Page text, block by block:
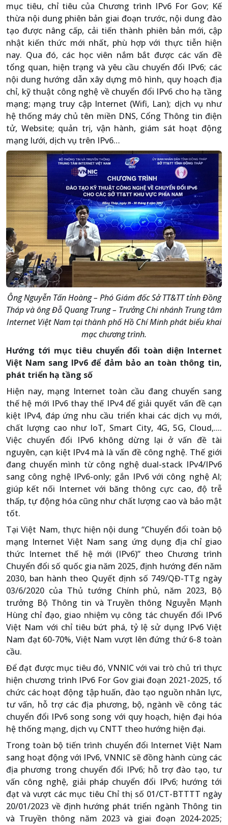
mục tiêu, chỉ tiêu của Chương trình IPv6 For Gov; Kế
thừa nội dung phiên bản giai đoạn trước, nội dung đào
tạo được nâng cấp, cải tiến thành phiên bản mới, cập
nhật kiến thức mới nhất, phù hợp với thực tiễn hiện
nay. Qua đó, các học viên nắm bắt được các vấn đề
tổng quan, hiện trạng và yêu cầu chuyển đổi IPv6; các
nội dung hướng dẫn xây dựng mô hình, quy hoạch địa
chỉ, kỹ thuật công nghệ về chuyển đổi IPv6 cho hạ tầng
mạng; mạng truy cập Internet (Wifi, Lan); dịch vụ như
hệ thống máy chủ tên miền DNS, Cổng Thông tin điện
tử, Website; quản trị, vận hành, giám sát hoạt động
mạng lưới, dịch vụ trên IPv6…
Ông Nguyễn Tấn Hoàng – Phó Giám đốc Sở TT&TT tỉnh Đồng
Tháp và ông Đỗ Quang Trung – Trưởng Chi nhánh Trung tâm
Internet Việt Nam tại thành phố Hồ Chí Minh phát biểu khai
mạc chương trình.
Hướng tới mục tiêu chuyển đổi toàn diện Internet
Việt Nam sang IPv6 để đảm bảo an toàn thông tin,
phát triển hạ tầng số
Hiện nay, mạng Internet toàn cầu đang chuyển sang
thế hệ mới IPv6 thay thế IPv4 để giải quyết vấn đề cạn
kiệt IPv4, đáp ứng nhu cầu triển khai các dịch vụ mới,
chất lượng cao như IoT, Smart City, 4G, 5G, Cloud,....
Việc chuyển đổi IPv6 không dừng lại ở vấn đề tài
nguyên, cạn kiệt IPv4 mà là vấn đề công nghệ. Thế giới
đang chuyển mình từ công nghệ dual-stack IPv4/IPv6
sang công nghệ IPv6-only; gắn IPv6 với công nghệ AI;
giúp kết nối Internet với băng thông cực cao, độ trễ
thấp, tự động hóa cũng như chất lượng cao và bảo mật
tốt.
Tại Việt Nam, thực hiện nội dung “Chuyển đổi toàn bộ
mạng Internet Việt Nam sang ứng dụng địa chỉ giao
thức Internet thế hệ mới (IPv6)” theo Chương trình
Chuyển đổi số quốc gia năm 2025, định hướng đến năm
2030, ban hành theo Quyết định số 749/QĐ-TTg ngày
03/6/2020 của Thủ tướng Chính phủ, năm 2023, Bộ
trưởng Bộ Thông tin và Truyền thông Nguyễn Mạnh
Hùng chỉ đạo, giao nhiệm vụ công tác chuyển đổi IPv6
Việt Nam với chỉ tiêu bứt phá, tỷ lệ sử dụng IPv6 Việt
Nam đạt 60-70%, Việt Nam vượt lên đứng thứ 6-8 toàn
cầu.
Để đạt được mục tiêu đó, VNNIC với vai trò chủ trì thực
hiện chương trình IPv6 For Gov giai đoạn 2021-2025, tổ
chức các hoạt động tập huấn, đào tạo nguồn nhân lực,
tư vấn, hỗ trợ các địa phương, bộ, ngành về công tác
chuyển đổi IPv6 song song với quy hoạch, hiện đại hóa
hệ thống mạng, dịch vụ CNTT theo hướng hiện đại.
Trong toàn bộ tiến trình chuyển đổi Internet Việt Nam
sang hoạt động với IPv6, VNNIC sẽ đồng hành cùng các
địa phương trong chuyển đổi IPv6; hỗ trợ đào tạo, tư
vấn công nghệ, giải pháp chuyển đổi IPv6; hướng tới
đạt và vượt các mục tiêu Chỉ thị số 01/CT-BTTTT ngày
20/01/2023 về định hướng phát triển ngành Thông tin
và Truyền thông năm 2023 và giai đoạn 2024-2025;